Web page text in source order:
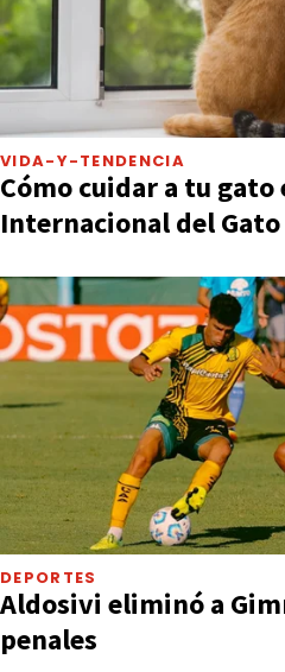
VIDA-Y-TENDENCIA
Cómo cuidar a tu gato
Internacional del Gato
DEPORTES
Aldosivi eliminó a
penales